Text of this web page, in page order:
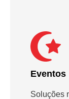
Eventos
Soluções